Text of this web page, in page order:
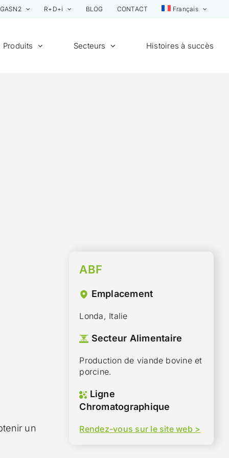
GASN2 R+D+i BLOG CONTACT Français
Produits Secteurs Histoires à succès
un
ABF
Emplacement
Londa, Italie
Secteur Alimentaire
Production de viande bovine et
porcine.
Ligne
Chromatographique
Rendez-vous sur le site web >